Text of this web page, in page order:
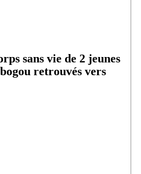
sans vie de 2 jeunes
retrouvés vers